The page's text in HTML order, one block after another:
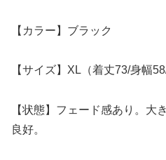
【カラー】ブラック
【サイズ】XL（着丈73/身幅
【状態】フェード感あり。大
良好。